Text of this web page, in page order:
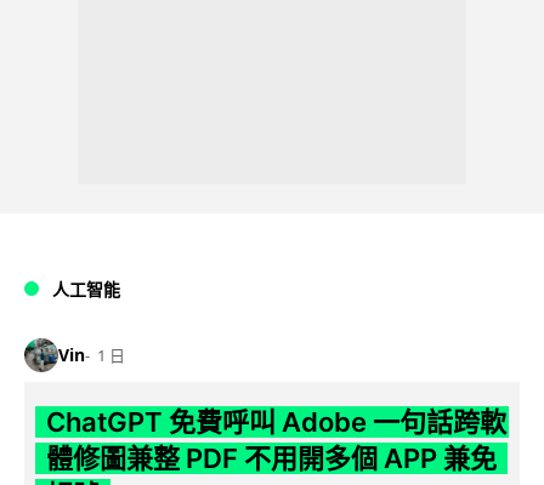
人工智能
Vin 1 日
ChatGPT 免費呼叫 Adobe 一句話跨軟
體修圖兼整 PDF 不用開多個 APP 兼免